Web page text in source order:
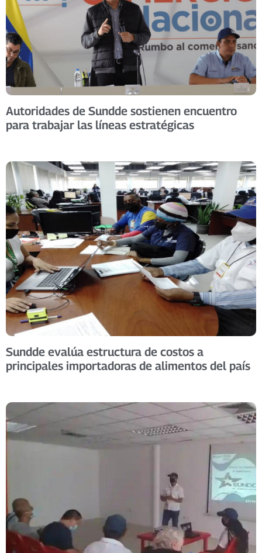
Autoridades de Sundde sostienen encuentro
para trabajar las líneas estratégicas
Sundde evalúa estructura de costos a
principales importadoras de alimentos del país